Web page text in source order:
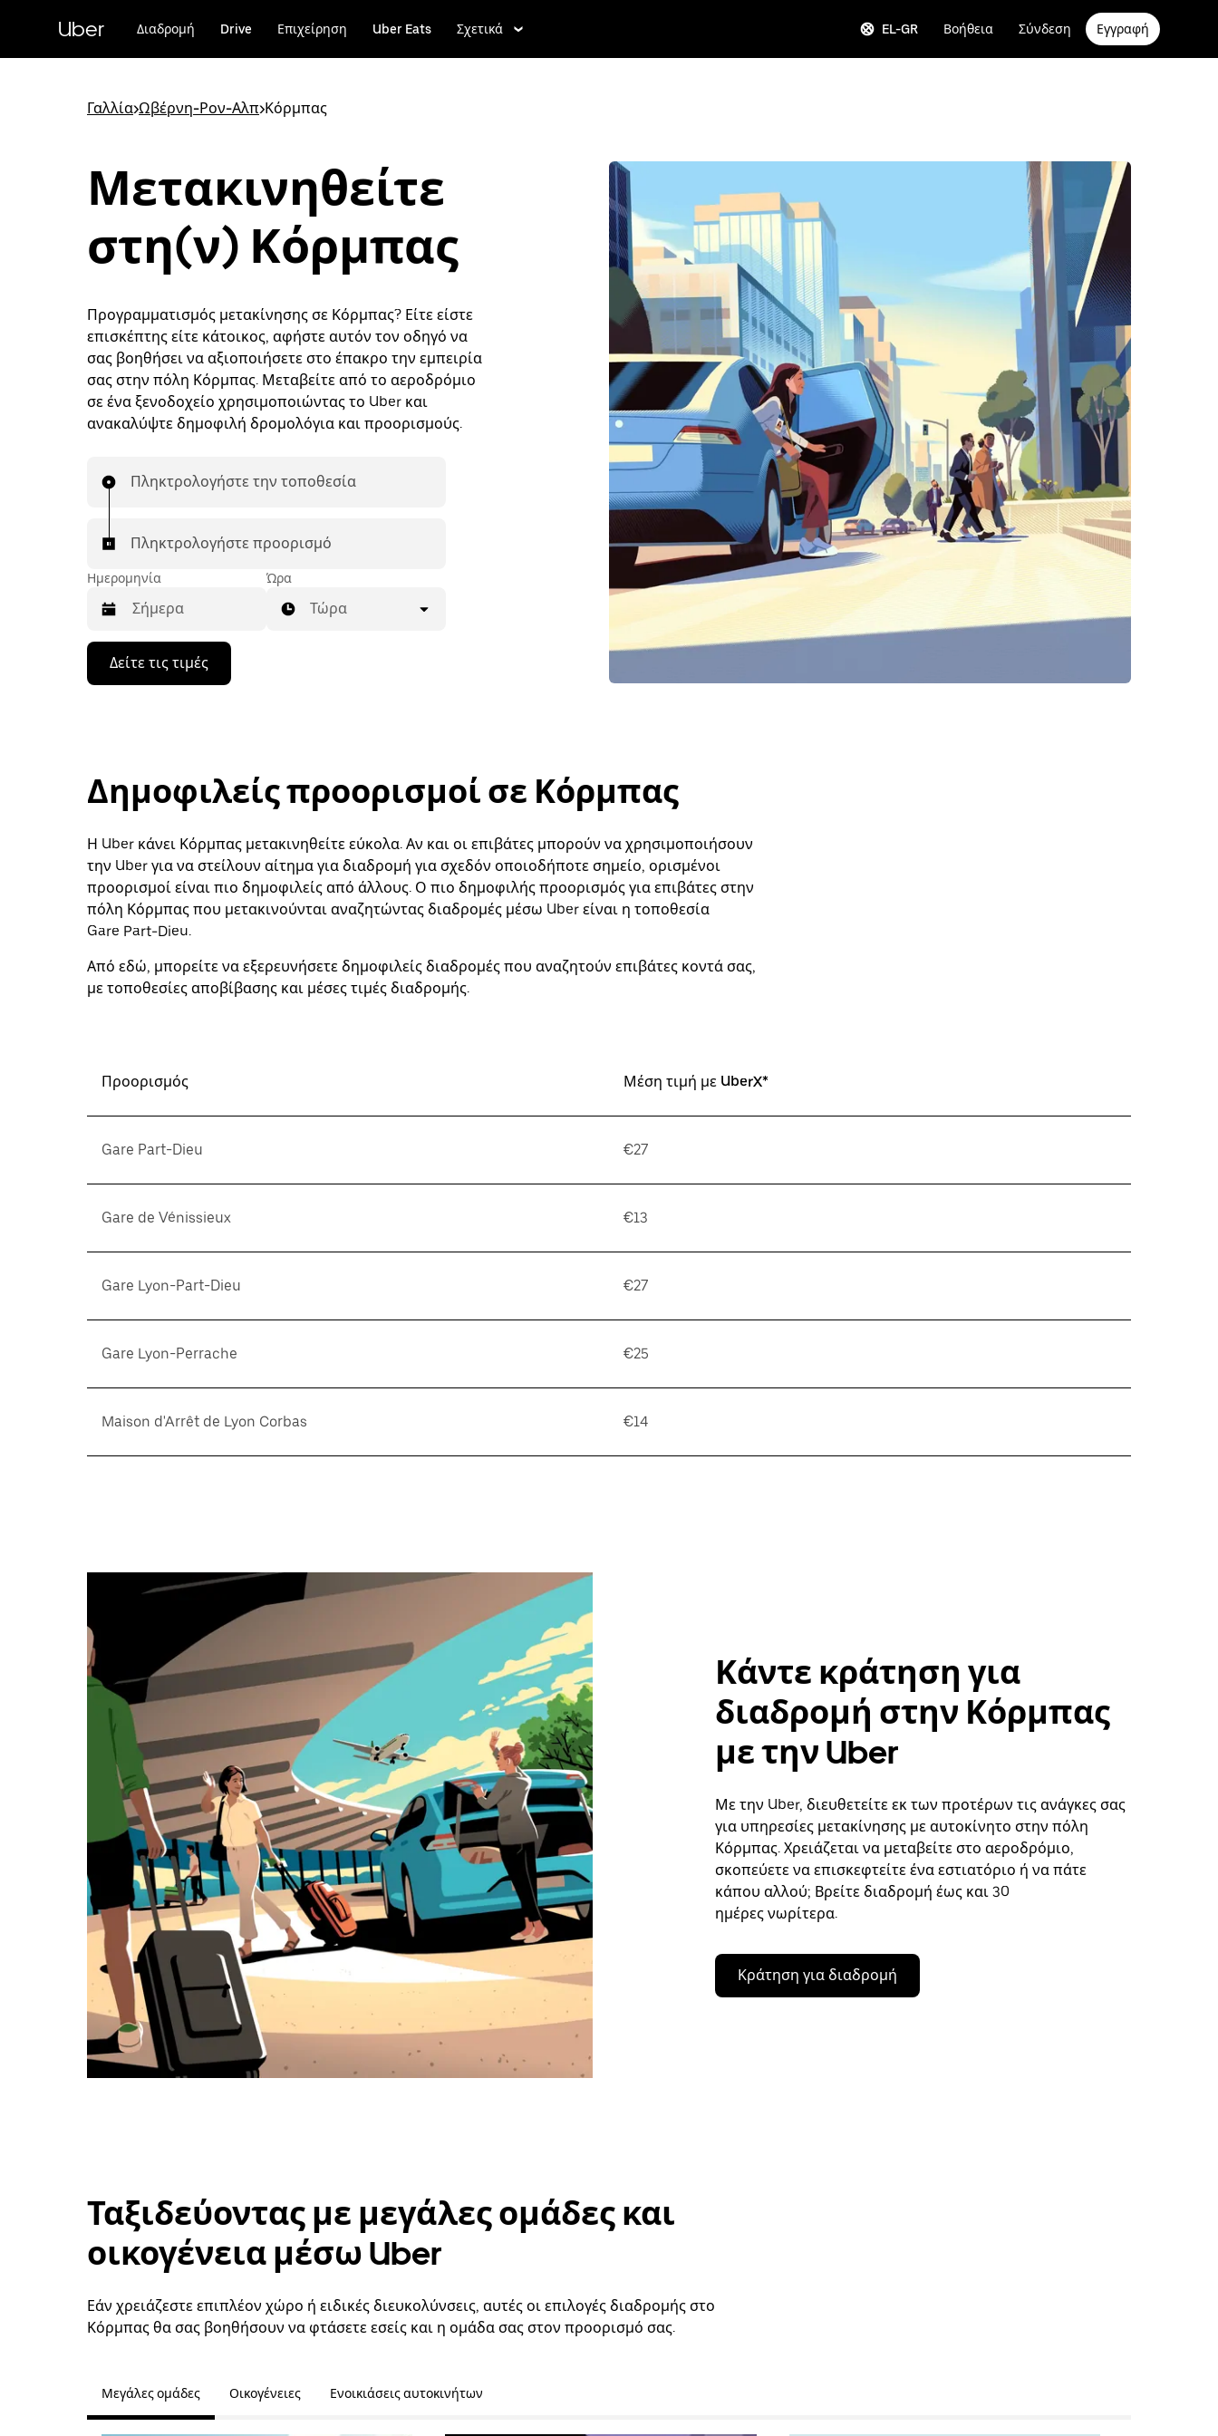
περιεχόμενο
Uber Διαδρομή Drive Επιχείρηση Uber Eats Σχετικά EL-GR Βοήθεια Σύνδεση Εγγραφή
Γαλλία>Ωβέρνη-Ρον-Αλπ>Κόρμπας
Μετακινηθείτε
στη(ν) Κόρμπας
Προγραμματισμός μετακίνησης σε Κόρμπας? Είτε είστε
επισκέπτης είτε κάτοικος, αφήστε αυτόν τον οδηγό να
σας βοηθήσει να αξιοποιήσετε στο έπακρο την εμπειρία
σας στην πόλη Κόρμπας. Μεταβείτε από το αεροδρόμιο
σε ένα ξενοδοχείο χρησιμοποιώντας το Uber και
ανακαλύψτε δημοφιλή δρομολόγια και προορισμούς.
Πληκτρολογήστε την τοποθεσία
Πληκτρολογήστε προορισμό
Ημερομηνία
Πατήστε
πλήκτρο
να
μετακινηθείτε
και
να
επιλέξετε
μια
ημερομηνία.
Πατήστε
πλήκτρο
για
Ώρα
Τώρα
Δείτε τις τιμές
Δημοφιλείς προορισμοί σε Κόρμπας
Η Uber κάνει Κόρμπας μετακινηθείτε εύκολα. Αν και οι επιβάτες μπορούν να χρησιμοποιήσουν
την Uber για να στείλουν αίτημα για διαδρομή για σχεδόν οποιοδήποτε σημείο, ορισμένοι
προορισμοί είναι πιο δημοφιλείς από άλλους. Ο πιο δημοφιλής προορισμός για επιβάτες στην
πόλη Κόρμπας που μετακινούνται αναζητώντας διαδρομές μέσω Uber είναι η τοποθεσία
Gare Part-Dieu.
Από εδώ, μπορείτε να εξερευνήσετε δημοφιλείς διαδρομές που αναζητούν επιβάτες κοντά σας,
με τοποθεσίες αποβίβασης και μέσες τιμές διαδρομής.
Προορισμός Μέση τιμή με UberX*
Gare Part-Dieu €27
Gare de Vénissieux €13
Gare Lyon-Part-Dieu €27
Gare Lyon-Perrache €25
Maison d'Arrêt de Lyon Corbas €14
Κάντε κράτηση για
διαδρομή στην Κόρμπας
με την Uber
Με την Uber, διευθετείτε εκ των προτέρων τις ανάγκες σας
για υπηρεσίες μετακίνησης με αυτοκίνητο στην πόλη
Κόρμπας. Χρειάζεται να μεταβείτε στο αεροδρόμιο,
σκοπεύετε να επισκεφτείτε ένα εστιατόριο ή να πάτε
κάπου αλλού; Βρείτε διαδρομή έως και 30
ημέρες νωρίτερα.
Κράτηση για διαδρομή
Ταξιδεύοντας με μεγάλες ομάδες και
οικογένεια μέσω Uber
Εάν χρειάζεστε επιπλέον χώρο ή ειδικές διευκολύνσεις, αυτές οι επιλογές διαδρομής στο
Κόρμπας θα σας βοηθήσουν να φτάσετε εσείς και η ομάδα σας στον προορισμό σας.
Μεγάλες ομάδες Οικογένειες Ενοικιάσεις αυτοκινήτων